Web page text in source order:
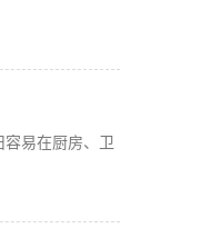
容易在厨房、卫